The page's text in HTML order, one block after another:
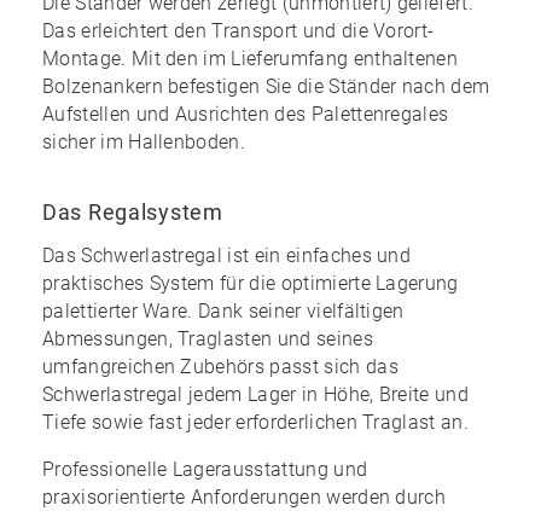
Das erleichtert den Transport und die Vorort-
Montage. Mit den im Lieferumfang enthaltenen
Bolzenankern befestigen Sie die Ständer nach dem
Aufstellen und Ausrichten des Palettenregales
sicher im Hallenboden.
Das Regalsystem
Das Schwerlastregal ist ein einfaches und
praktisches System für die optimierte Lagerung
palettierter Ware. Dank seiner vielfältigen
Abmessungen, Traglasten und seines
umfangreichen Zubehörs passt sich das
Schwerlastregal jedem Lager in Höhe, Breite und
Tiefe sowie fast jeder erforderlichen Traglast an.
Professionelle Lagerausstattung und
praxisorientierte Anforderungen werden durch